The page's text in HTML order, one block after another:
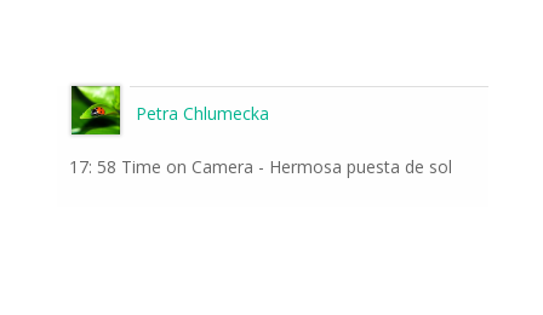
Petra Chlumecka
17: 58 Time on Camera - Hermosa puesta de sol